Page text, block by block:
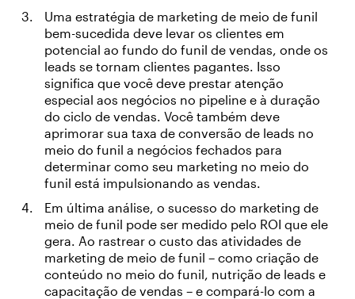
Uma estratégia de marketing de meio de funil
bem-sucedida deve levar os clientes em
potencial ao fundo do funil de vendas, onde os
leads se tornam clientes pagantes. Isso
significa que você deve prestar atenção
especial aos negócios no pipeline e à duração
do ciclo de vendas. Você também deve
aprimorar sua taxa de conversão de leads no
meio do funil a negócios fechados para
determinar como seu marketing no meio do
funil está impulsionando as vendas.
Em última análise, o sucesso do marketing de
meio de funil pode ser medido pelo ROI que ele
gera. Ao rastrear o custo das atividades de
marketing de meio de funil – como criação de
conteúdo no meio do funil, nutrição de leads e
capacitação de vendas – e compará-lo com a